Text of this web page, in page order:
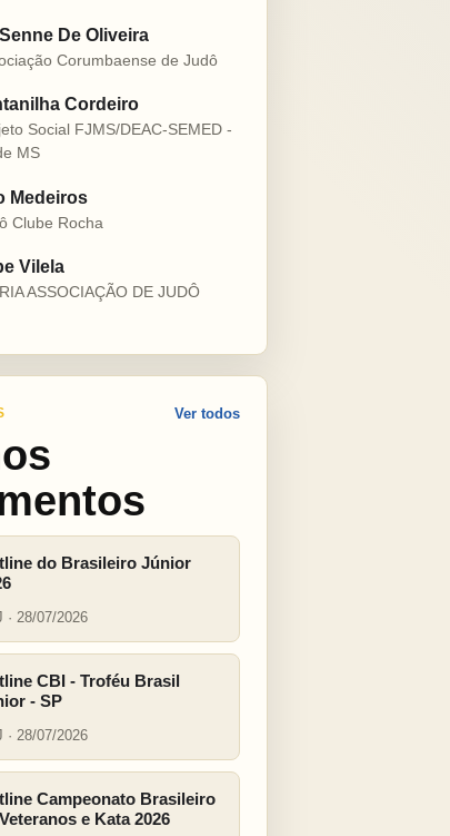
De Oliveira
Corumbaense de Judô
Cordeiro
Social FJMS/DEAC-SEMED -
MS
Medeiros
Clube Rocha
Vilela
ASSOCIAÇÃO DE JUDÔ
Ver todos
do Brasileiro Júnior
· 28/07/2026
CBI - Troféu Brasil
- SP
· 28/07/2026
Campeonato Brasileiro
e Kata 2026